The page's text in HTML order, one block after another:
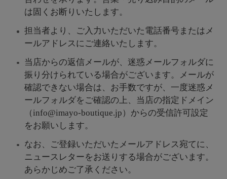
は固くお断りいたします。
担当者より、ご入力いただいた電話番号またはメ
ールアドレスにご連絡いたします。
当店からの返信メールが、迷惑メールフォルダに
振り分けられている場合がございます。メールが
確認できない場合は、お手数ですが、一度迷惑メ
ールフォルダをご確認の上、当店の指定ドメイン
（info@imayo-boutique.jp）からの受信許可設定
をお願いします。
なお、ご登録いただいたメールアドレス宛てに、
ニュースレターをお送りする場合がございます。
あらかじめご了承ください。